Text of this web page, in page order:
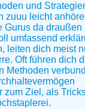
und
zuuu leicht
Gurus da draußen
umfassend
leiten dich meist
Oft führen dich
Methoden
zum Ziel, als